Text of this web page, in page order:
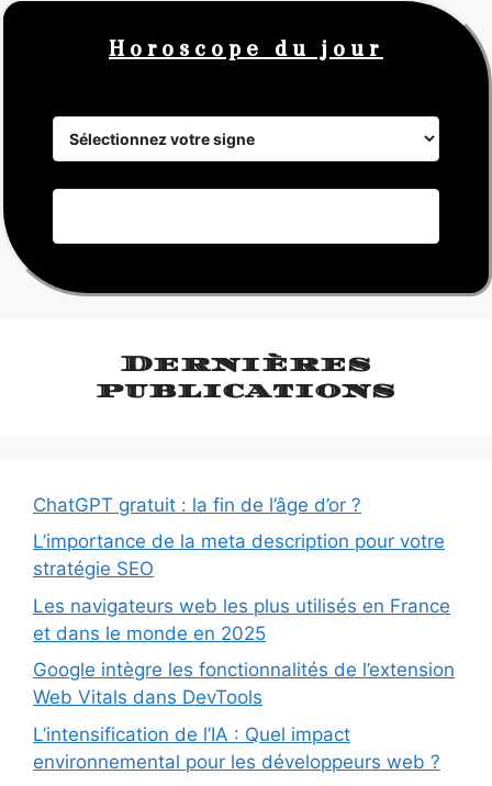
Horoscope du jour
Dernières
publications
ChatGPT gratuit : la fin de l’âge d’or ?
L’importance de la meta description pour votre
stratégie SEO
Les navigateurs web les plus utilisés en France
et dans le monde en 2025
Google intègre les fonctionnalités de l’extension
Web Vitals dans DevTools
L’intensification de l’IA : Quel impact
environnemental pour les développeurs web ?